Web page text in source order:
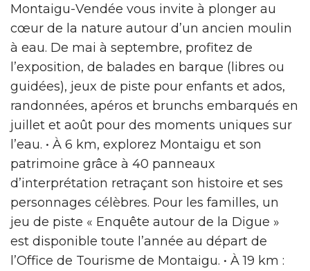
Montaigu-Vendée vous invite à plonger au
cœur de la nature autour d’un ancien moulin
à eau. De mai à septembre, profitez de
l’exposition, de balades en barque (libres ou
guidées), jeux de piste pour enfants et ados,
randonnées, apéros et brunchs embarqués en
juillet et août pour des moments uniques sur
l’eau. • À 6 km, explorez Montaigu et son
patrimoine grâce à 40 panneaux
d’interprétation retraçant son histoire et ses
personnages célèbres. Pour les familles, un
jeu de piste « Enquête autour de la Digue »
est disponible toute l’année au départ de
l’Office de Tourisme de Montaigu. • À 19 km :